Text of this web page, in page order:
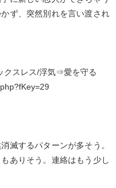
ず、突然別れを言い渡され
クスレス/浮気⇒愛を守る
滅するパターンが多そう。
ありそう。連絡はもう少し